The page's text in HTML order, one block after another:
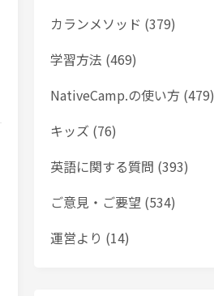
カランメソッド (379)
学習方法 (469)
NativeCamp.の使い方 (479)
キッズ (76)
英語に関する質問 (393)
ご意見・ご要望 (534)
運営より (14)